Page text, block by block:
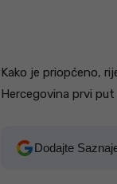
Kako je priopćeno,
Hercegovina prvi
Dodajte